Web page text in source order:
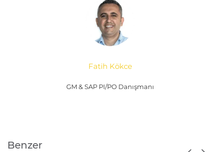
Fatih Kökce
GM & SAP PI/PO Danışmanı
Benzer